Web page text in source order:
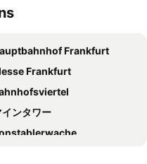
Frankfurt
Frankfurt
インタワー